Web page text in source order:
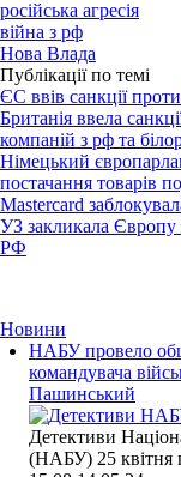
російська агресія
війна з рф
Нова Влада
Публікації по темі
ЄС ввів санкції
Британія ввела
компаній з рф та
Німецький
постачання товарів
Mastercard
УЗ закликала Європу
РФ
Новини
НАБУ провело
командувача
Пашинський
Детективи
(НАБУ) 25 квітня